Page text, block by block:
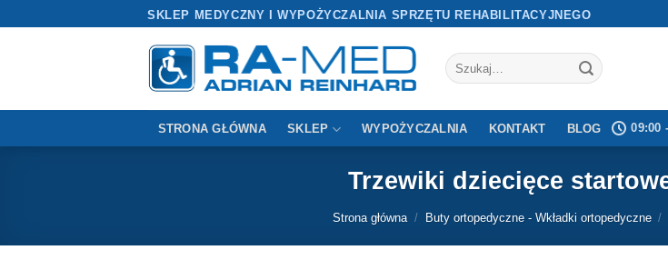
SKLEP MEDYCZNY I WYPOŻYCZALNIA SPRZĘTU REHABILITACYJNEGO
Szukaj:
STRONA GŁÓWNA SKLEP WYPOŻYCZALNIA KONTAKT BLOG 09:00
Trzewiki dziecięce
Strona główna / Buty ortopedyczne - Wkładki ortopedyczne /